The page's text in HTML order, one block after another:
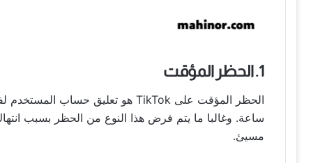
1. الحظر المؤقت
ساعة. وغالبا ما يتم فرض هذا النوع من الحظر بسبب
مسيئ.